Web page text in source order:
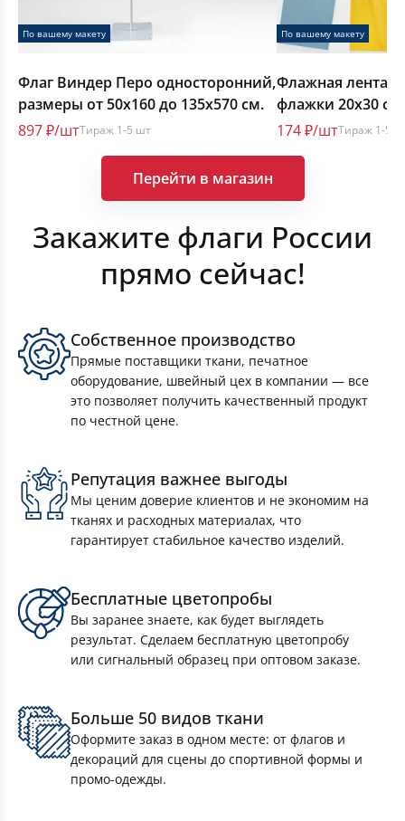
Знамёна
Уличные флаги
Баннеры на стадион
По вашему макету
Флаг Виндер Перо односторонний,
размеры от 50х160 до 135х570 см.
897 ₽/штТираж 1-5 шт
По вашему макету
Флажная лента,
флажки 20х30
шт. на метр
174 ₽/штТираж 1-5
Перейти в магазин
Закажите флаги России
прямо сейчас!
Собственное производство
Прямые поставщики ткани, печатное
оборудование, швейный цех в компании — все
это позволяет получить качественный продукт
по честной цене.
Репутация важнее выгоды
Мы ценим доверие клиентов и не экономим на
тканях и расходных материалах, что
гарантирует стабильное качество изделий.
Бесплатные цветопробы
Вы заранее знаете, как будет выглядеть
результат. Сделаем бесплатную цветопробу
или сигнальный образец при оптовом заказе.
Больше 50 видов ткани
Оформите заказ в одном месте: от флагов и
декораций для сцены до спортивной формы и
промо-одежды.